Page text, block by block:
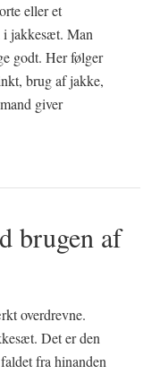
eller et
i jakkesæt. Man
godt. Her følger
brug af jakke,
giver
brugen af
overdrevne.
Det er den
fra hinanden